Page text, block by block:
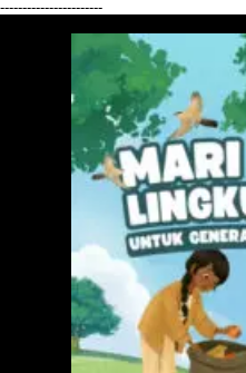
-----------------------